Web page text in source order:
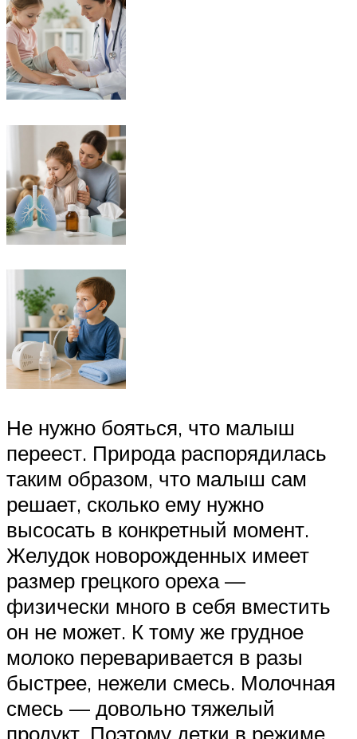
Не нужно бояться, что малыш
переест. Природа распорядилась
таким образом, что малыш сам
решает, сколько ему нужно
высосать в конкретный момент.
Желудок новорожденных имеет
размер грецкого ореха —
физически много в себя вместить
он не может. К тому же грудное
молоко переваривается в разы
быстрее, нежели смесь. Молочная
смесь — довольно тяжелый
продукт. Поэтому детки в режиме